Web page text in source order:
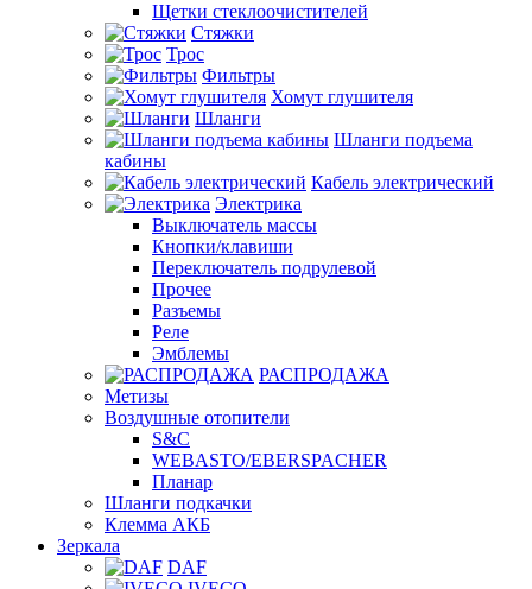
Щетки стеклоочистителей
Стяжки
Трос
Фильтры
Хомут глушителя
Шланги
Шланги подъема
кабины
Кабель электрический
Электрика
Выключатель массы
Кнопки/клавиши
Переключатель подрулевой
Прочее
Разъемы
Реле
Эмблемы
РАСПРОДАЖА
Метизы
Воздушные отопители
S&C
WEBASTO/EBERSPACHER
Планар
Шланги подкачки
Клемма АКБ
Зеркала
DAF